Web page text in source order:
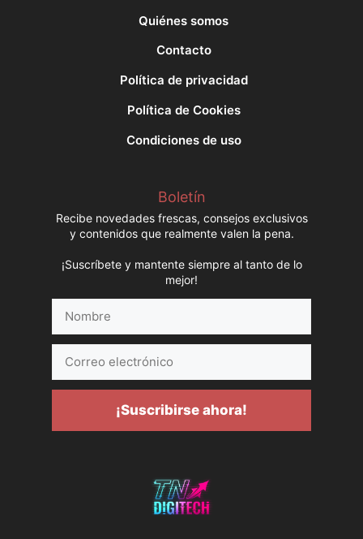
Quiénes somos
Contacto
Política de privacidad
Política de Cookies
Condiciones de uso
Boletín
Recibe novedades frescas, consejos exclusivos
y contenidos que realmente valen la pena.
¡Suscríbete y mantente siempre al tanto de lo
mejor!
electrónico
¡Suscribirse ahora!